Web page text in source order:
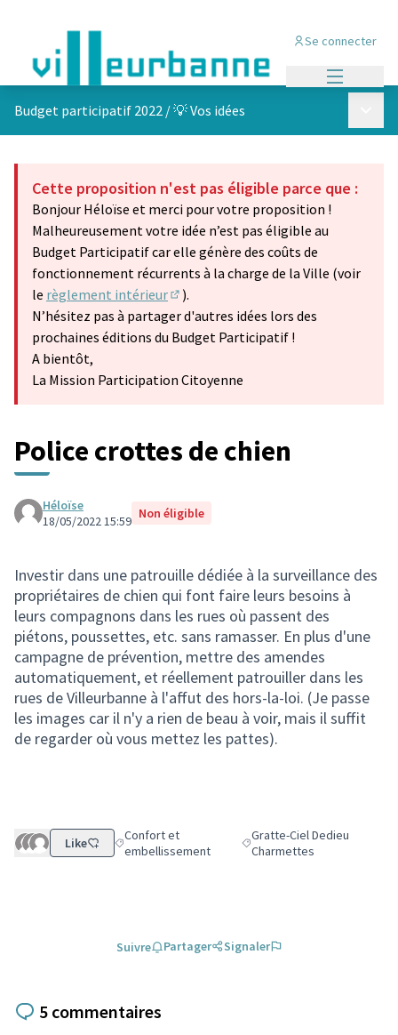
Se connecter
Budget participatif 2022 /💡 Vos idées
Cette proposition n'est pas éligible parce que :
Bonjour Héloïse et merci pour votre proposition !
Malheureusement votre idée n’est pas éligible au
Budget Participatif car elle génère des coûts de
fonctionnement récurrents à la charge de la Ville (voir
le règlement intérieur
(S'ouvre dans un nouvel onglet)
).
N’hésitez pas à partager d'autres idées lors des
prochaines éditions du Budget Participatif !
A bientôt,
La Mission Participation Citoyenne
Police crottes de chien
Héloïse
18/05/2022 15:59 Non éligible
Investir dans une patrouille dédiée à la surveillance des
propriétaires de chien qui font faire leurs besoins à
leurs compagnons dans les rues où passent des
piétons, poussettes, etc. sans ramasser. En plus d'une
campagne de prévention, mettre des amendes
automatiquement, et réellement patrouiller dans les
rues de Villeurbanne à l'affut des hors-la-loi. (Je passe
les images car il n'y a rien de beau à voir, mais il suffit
de regarder où vous mettez les pattes).
Like Filtrer les résultats de la catégorie : Confort et
Confort et
embellissement
Filtrer les résultats pour le
Gratte-Ciel Dedieu
Charmettes
Suivre Partager Signaler
5 commentaires